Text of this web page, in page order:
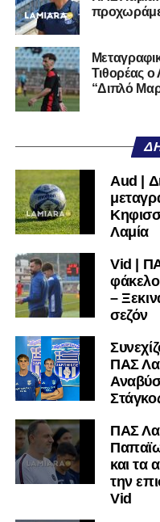
Τιθορέας
“Διπλό
Aud |
Λαμία
Vid |
–
σεζόν
ΠΑΣ
ΠΑΣ
και τα
την
Vid